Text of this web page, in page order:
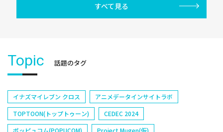
すべて見る
Topic 話題のタグ
イナズマイレブン クロス
アニメデータインサイトラボ
TOPTOON(トップトゥーン)
CEDEC 2024
ポッピュコム(POPUCOM)
Project Mugen(仮)